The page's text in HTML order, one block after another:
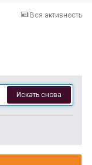
Вся активность
Искать снова